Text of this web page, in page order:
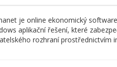
je online ekonomický
aplikační řešení, které
rozhraní prostřednictvím